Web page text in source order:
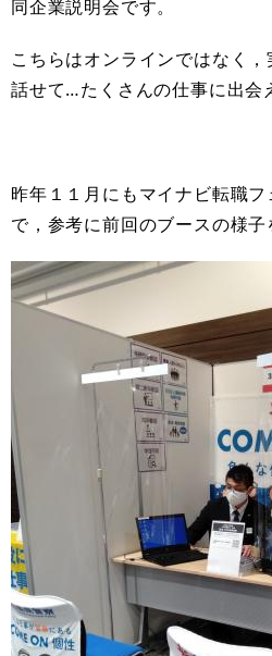
同企業説明会です。
こちらはオンラインではなく，
話せて…たくさんの仕事に出会
昨年１１月にもマイナビ転職
で，参考に前回のブースの様